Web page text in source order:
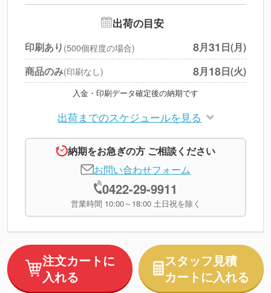
※上記小計は税別です
出荷の目安
印刷あり (500個程度の場合) 8月31 日(月)
商品のみ(印刷なし) 8月18日(火)
入金・印刷データ確定後の納期です
出荷までのスケジュールを見る
納期をお急ぎの方 ご相談ください
お問い合わせフォーム
0422-29-9911
営業時間 10:00～18:00 土日祝を除く
注文カートに
入れる
スタッフ見積
カートに入れる